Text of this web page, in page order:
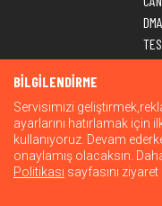
BİLGİLENDİRME
Servisimizi
ayarlarını hatırlamak için
kullanıyoruz. Devam
onaylamış olacaksın.
Politikası sayfasını ziyaret